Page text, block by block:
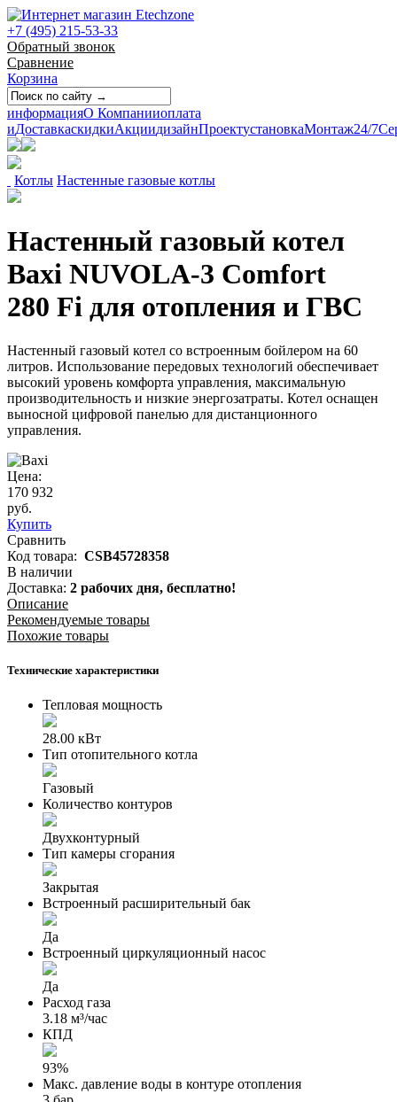
+7 (495) 215-53-33
Обратный звонок
Сравнение
Корзина
информацияО Компанииоплата
иДоставкаскидкиАкциидизайнПроектустановкаМонтаж24/7
Котлы Настенные газовые котлы
Настенный газовый котел
Baxi NUVOLA-3 Comfort
280 Fi для отопления и ГВС
Настенный газовый котел со встроенным бойлером на 60
литров. Использование передовых технологий обеспечивает
высокий уровень комфорта управления, максимальную
производительность и низкие энергозатраты. Котел оснащен
выносной цифровой панелью для дистанционного
управления.
Цена:
170 932
руб.
Купить
Сравнить
Код товара: CSB45728358
В наличии
Доставка: 2 рабочих дня, бесплатно!
Описание
Рекомендуемые товары
Похожие товары
Технические характеристики
Тепловая мощность
28.00 кВт
Тип отопительного котла
Газовый
Количество контуров
Двухконтурный
Тип камеры сгорания
Закрытая
Встроенный расширительный бак
Да
Встроенный циркуляционный насос
Да
Расход газа
3.18 м³/час
КПД
93%
Макс. давление воды в контуре отопления